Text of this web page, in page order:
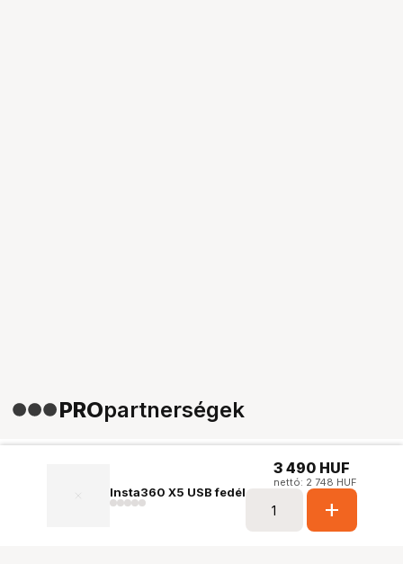
Insta360 X5 USB fedél
3 490 HUF
nettó: 2 748 HUF
add
PROpartnerségek